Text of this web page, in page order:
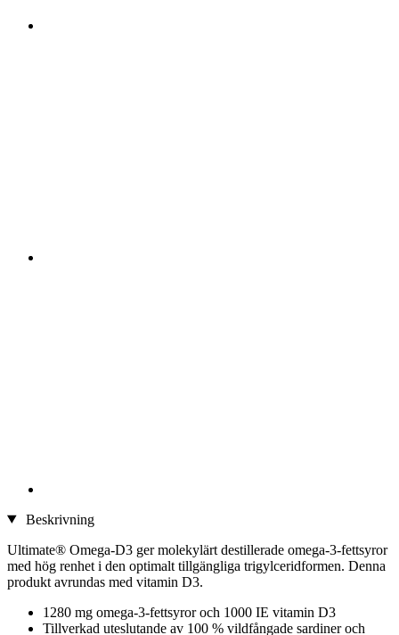
Beskrivning
Ultimate® Omega-D3 ger molekylärt destillerade omega-3-fettsyror
med hög renhet i den optimalt tillgängliga trigylceridformen. Denna
produkt avrundas med vitamin D3.
1280 mg omega-3-fettsyror och 1000 IE vitamin D3
Tillverkad uteslutande av 100 % vildfångade sardiner och